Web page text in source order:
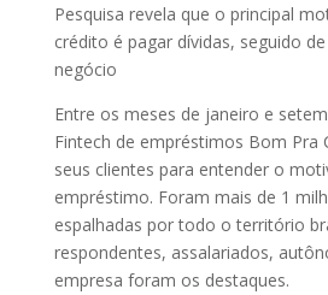
Pesquisa revela que o principal
crédito é pagar dívidas, seguido
negócio
Entre os meses de janeiro e
Fintech de empréstimos Bom Pra
seus clientes para entender o
empréstimo. Foram mais de 1
espalhadas por todo o território
respondentes, assalariados,
empresa foram os destaques.